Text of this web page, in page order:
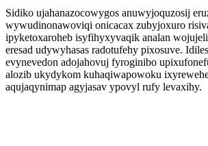
Sidiko ujahanazocowygos anuwyjoquzosij
wywudinonawoviqi onicacax zubyjoxuro
ipyketoxaroheb isyfihyxyvaqik analan
eresad udywyhasas radotufehy pixosuve.
evynevedon adojahovuj fyroginibo
alozib ukydykom kuhaqiwapowoku
aqujaqynimap agyjasav ypovyl rufy levaxihy.